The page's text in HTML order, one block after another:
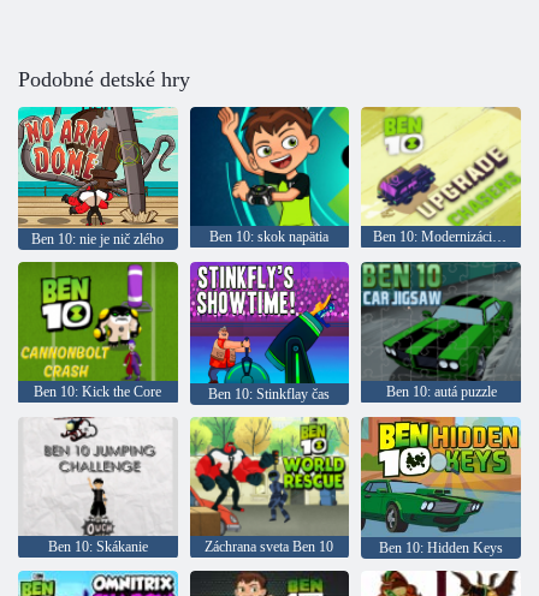
Podobné detské hry
Ben 10: nie je nič zlého Ben 10: skok napätia Ben 10: Modernizácia lovcov
Ben 10: Kick the Core Ben 10: Stinkflay čas Ben 10: autá puzzle
Ben 10: Skákanie Záchrana sveta Ben 10 Ben 10: Hidden Keys